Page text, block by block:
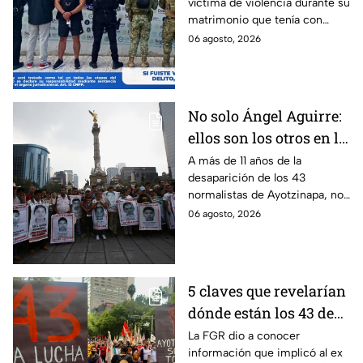
presunto agresor: el
caso de Paula Fajardo
víctima de violencia durante su
matrimonio que tenía con
Jorge Francisco “N”, quien fue
06 agosto, 2026
No solo Ángel Aguirre:
ellos son los otros en la
lupa por el caso
Ayotzinapa
A más de 11 años de la
desaparición de los 43
normalistas de Ayotzinapa, no
se ha conocido el paradero de
06 agosto, 2026
5 claves que revelarían
dónde están los 43 de
Ayotzinapa tras
captura de Ángel
La FGR dio a conocer
información que implicó al ex